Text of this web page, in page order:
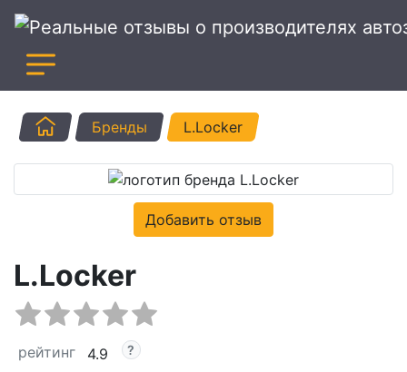
ГлавнаяБренды L.Locker
Добавить отзыв
L.Locker
рейтинг
4.9